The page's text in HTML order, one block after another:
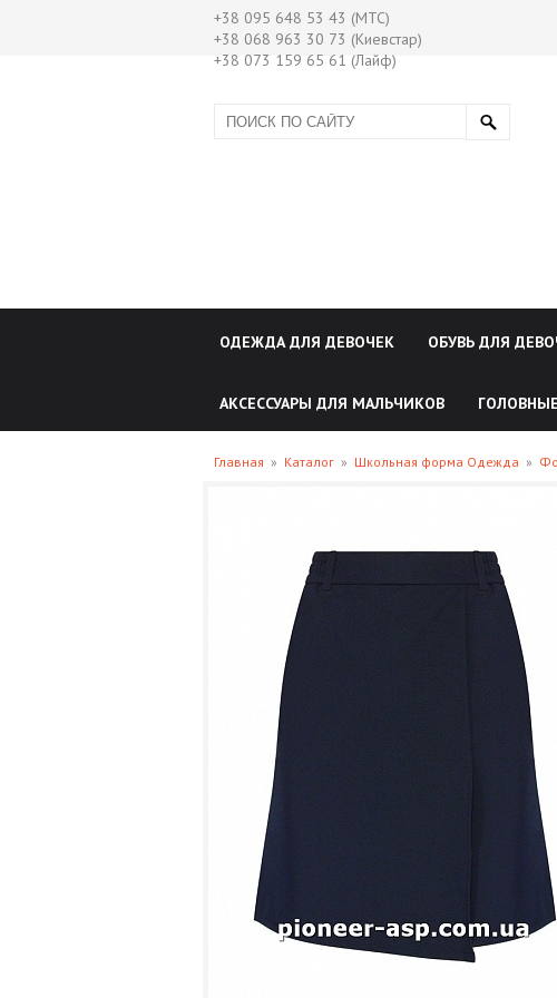
+38 095 648 53 43 (МТС)
+38 068 963 30 73 (Киевстар)
+38 073 159 65 61 (Лайф)
ОДЕЖДА ДЛЯ ДЕВОЧЕК ОБУВЬ ДЛЯ
АКСЕССУАРЫ ДЛЯ МАЛЬЧИКОВ
Главная » Каталог » Школьная форма Одежда »